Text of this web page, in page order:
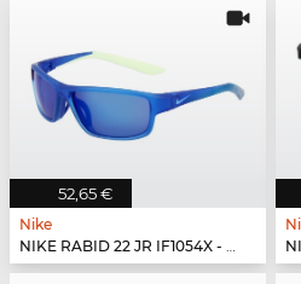
52,65 €
Nike
NIKE RABID 22 JR IF1054X - 480